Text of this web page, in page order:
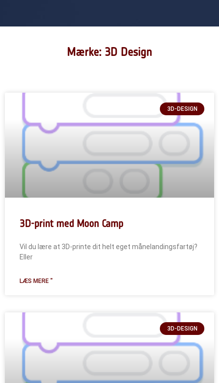
Mærke: 3D Design
3D-DESIGN
3D-print med Moon Camp
Vil du lære at 3D-printe dit helt eget månelandingsfartøj?
Eller
LÆS MERE "
3D-DESIGN